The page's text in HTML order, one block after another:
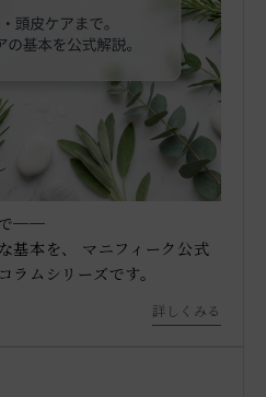
で──
基本を、 マニフィーク公式
ラムシリーズです。
詳しくみる